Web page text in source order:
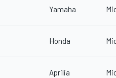
Yamaha
Honda
Aprilia